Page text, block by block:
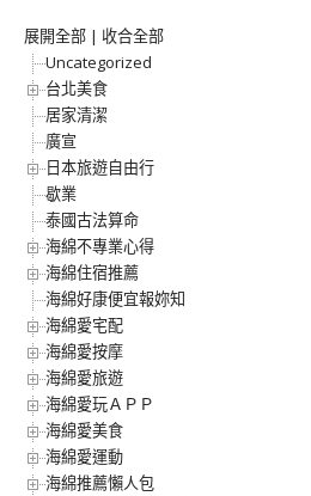
展開全部 | 收合全部
Uncategorized
台北美食
居家清潔
廣宣
日本旅遊自由行
歇業
泰國古法算命
海綿不專業心得
海綿住宿推薦
海綿好康便宜報妳知
海綿愛宅配
海綿愛按摩
海綿愛旅遊
海綿愛玩ＡＰＰ
海綿愛美食
海綿愛運動
海綿推薦懶人包